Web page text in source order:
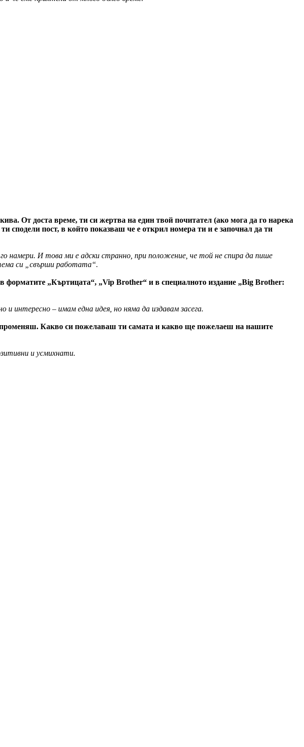
От доста време, ти си жертва на един твой почитател (ако мога да го нарека
сподели пост, в който показваш че е открил номера ти и е започнал да ти
И това ми е адски странно, при положение, че той не спира да пише
си „свърши работата“.
форматите „Къртицата“, „Vip Brother“ и в специалното издание „Big Brother:
и интересно – имам една идея, но няма да издавам засега.
променяш. Какво си пожелаваш ти самата и какво ще пожелаеш на нашите
и усмихнати.